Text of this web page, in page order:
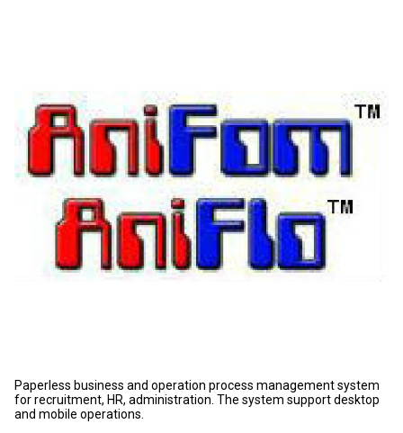
Paperless business and operation process management system
for recruitment, HR, administration. The system support desktop
and mobile operations.